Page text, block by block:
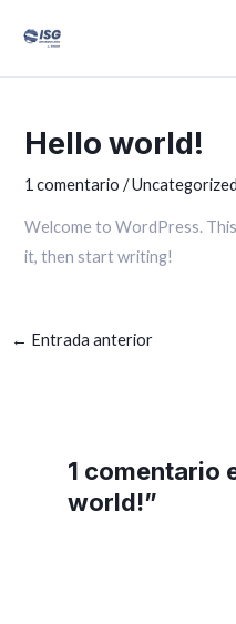
contenido
Hello world!
1 comentario /Uncategorized
Welcome to WordPress.
it, then start writing!
entradas
← Entrada anterior
1 comentario
world!”